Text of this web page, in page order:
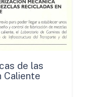
de las
Caliente